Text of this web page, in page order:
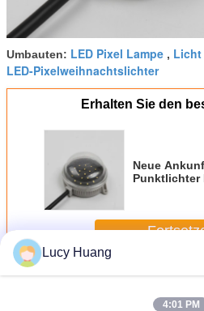
Umbauten: LED Pixel Lampe , Licht
LED-Pixelweihnachtslichter
Erhalten Sie den
Neue
Punktlichter
MehrGeführtes Punktlicht
Lucy Huang
4:01 PM